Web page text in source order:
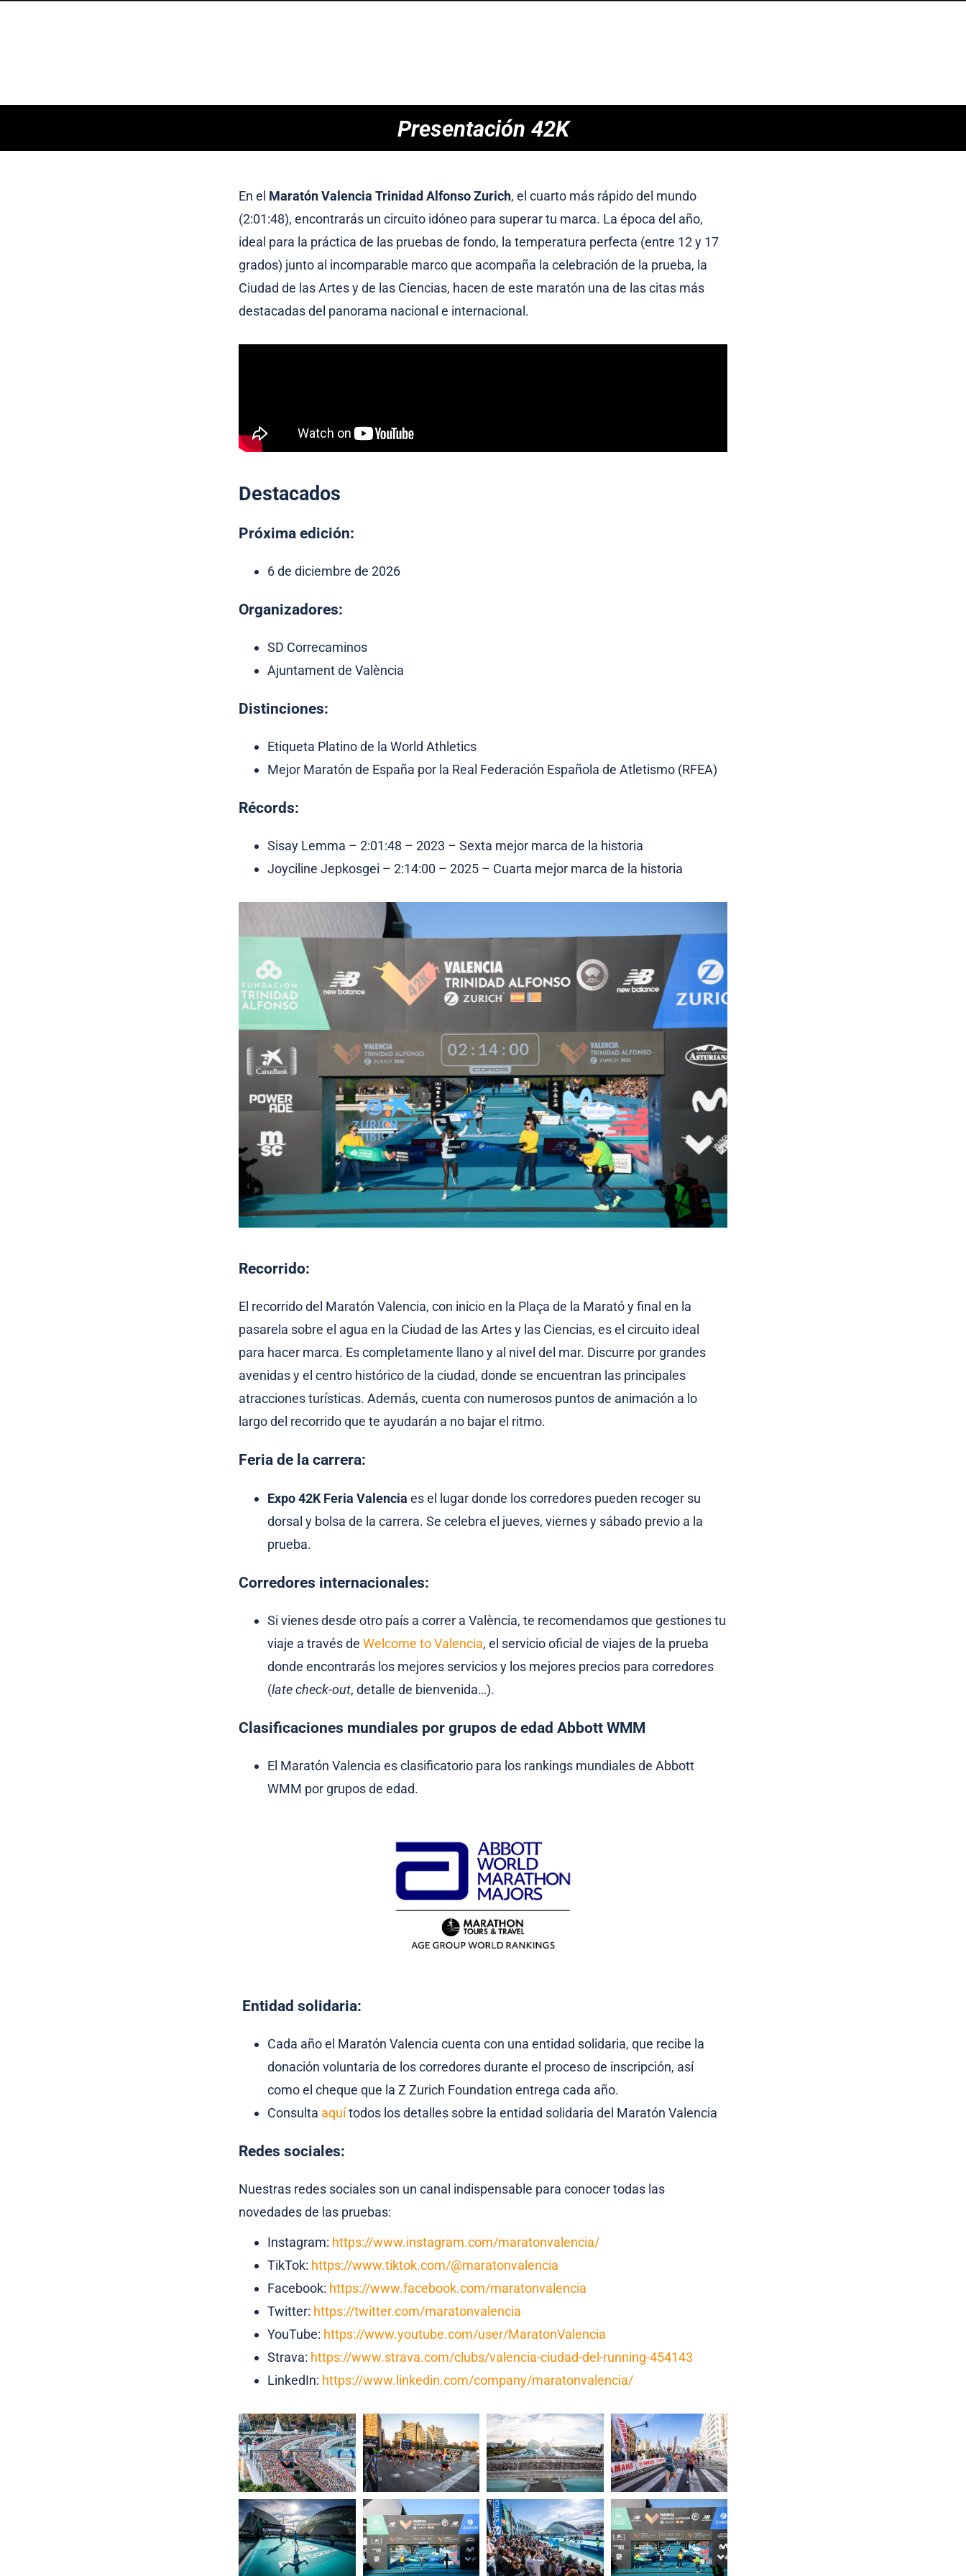
Presentación 42K
En el Maratón Valencia Trinidad Alfonso Zurich, el cuarto más rápido del mundo
(2:01:48), encontrarás un circuito idóneo para superar tu marca. La época del año,
ideal para la práctica de las pruebas de fondo, la temperatura perfecta (entre 12 y 17
grados) junto al incomparable marco que acompaña la celebración de la prueba, la
Ciudad de las Artes y de las Ciencias, hacen de este maratón una de las citas más
destacadas del panorama nacional e internacional.
Destacados
Próxima edición:
6 de diciembre de 2026
Organizadores:
SD Correcaminos
Ajuntament de València
Distinciones:
Etiqueta Platino de la World Athletics
Mejor Maratón de España por la Real Federación Española de Atletismo (RFEA)
Récords:
Sisay Lemma – 2:01:48 – 2023 – Sexta mejor marca de la historia
Joyciline Jepkosgei – 2:14:00 – 2025 – Cuarta mejor marca de la historia
Recorrido:
El recorrido del Maratón Valencia, con inicio en la Plaça de la Marató y final en la
pasarela sobre el agua en la Ciudad de las Artes y las Ciencias, es el circuito ideal
para hacer marca. Es completamente llano y al nivel del mar. Discurre por grandes
avenidas y el centro histórico de la ciudad, donde se encuentran las principales
atracciones turísticas. Además, cuenta con numerosos puntos de animación a lo
largo del recorrido que te ayudarán a no bajar el ritmo.
Feria de la carrera:
Expo 42K Feria Valencia es el lugar donde los corredores pueden recoger su
dorsal y bolsa de la carrera. Se celebra el jueves, viernes y sábado previo a la
prueba.
Corredores internacionales:
Si vienes desde otro país a correr a València, te recomendamos que gestiones tu
viaje a través de Welcome to Valencia, el servicio oficial de viajes de la prueba
donde encontrarás los mejores servicios y los mejores precios para corredores
(late check-out, detalle de bienvenida…).
Clasificaciones mundiales por grupos de edad Abbott WMM
El Maratón Valencia es clasificatorio para los rankings mundiales de Abbott
WMM por grupos de edad.
Entidad solidaria:
Cada año el Maratón Valencia cuenta con una entidad solidaria, que recibe la
donación voluntaria de los corredores durante el proceso de inscripción, así
como el cheque que la Z Zurich Foundation entrega cada año.
Consulta aquítodos los detalles sobre la entidad solidaria del Maratón Valencia
Redes sociales:
Nuestras redes sociales son un canal indispensable para conocer todas las
novedades de las pruebas:
Instagram: https://www.instagram.com/maratonvalencia/
TikTok: https://www.tiktok.com/@maratonvalencia
Facebook: https://www.facebook.com/maratonvalencia
Twitter: https://twitter.com/maratonvalencia
YouTube: https://www.youtube.com/user/MaratonValencia
Strava: https://www.strava.com/clubs/valencia-ciudad-del-running-454143
LinkedIn: https://www.linkedin.com/company/maratonvalencia/